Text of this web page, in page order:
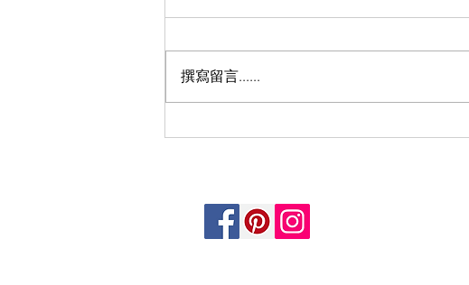
屯門市中心
撰寫留言......